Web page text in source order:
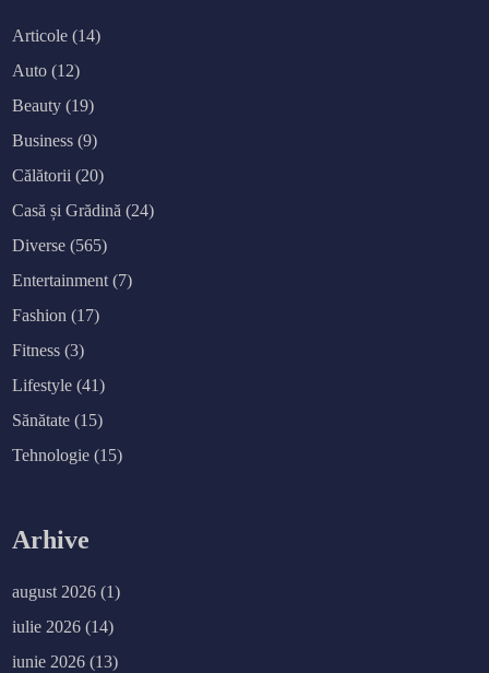
Articole (14)
Auto (12)
Beauty (19)
Business (9)
Călătorii (20)
Casă și Grădină (24)
Diverse (565)
Entertainment (7)
Fashion (17)
Fitness (3)
Lifestyle (41)
Sănătate (15)
Tehnologie (15)
Arhive
august 2026 (1)
iulie 2026 (14)
iunie 2026 (13)